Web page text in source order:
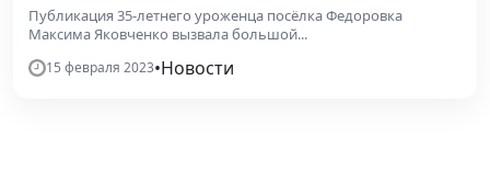
Публикация 35-летнего уроженца посёлка Федоровка
Максима Яковченко вызвала большой...
15 февраля 2023•Новости